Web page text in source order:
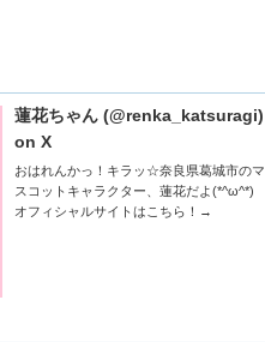
蓮花ちゃん (@renka_katsuragi)
on X
おはれんかっ！キラッ☆奈良県葛城市のマ
スコットキャラクター、蓮花だよ(*^ω^*)
オフィシャルサイトはこちら！→